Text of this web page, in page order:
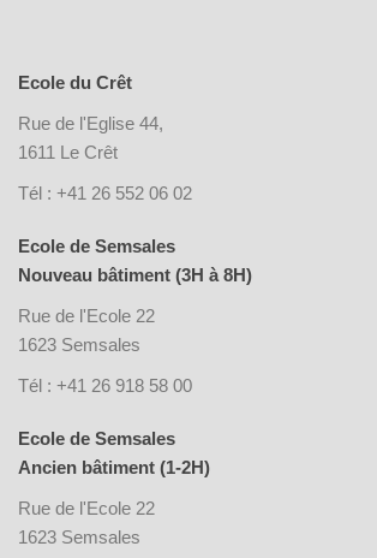
Ecole du Crêt
Rue de l'Eglise 44,
1611 Le Crêt
Tél : +41 26 552 06 02
Ecole de Semsales
Nouveau bâtiment (3H à 8H)
Rue de l'Ecole 22
1623 Semsales
Tél : +41 26 918 58 00
Ecole de Semsales
Ancien bâtiment (1-2H)
Rue de l'Ecole 22
1623 Semsales